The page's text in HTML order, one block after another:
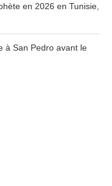
en 2026 en Tunisie,
à San Pedro avant le